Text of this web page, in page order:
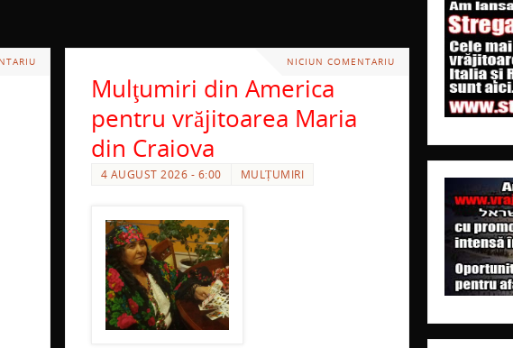
NICIUN COMENTARIU
Mulţumiri din America
pentru vrăjitoarea Maria
din Craiova
4 AUGUST 2026 - 6:00 MULȚUMIRI